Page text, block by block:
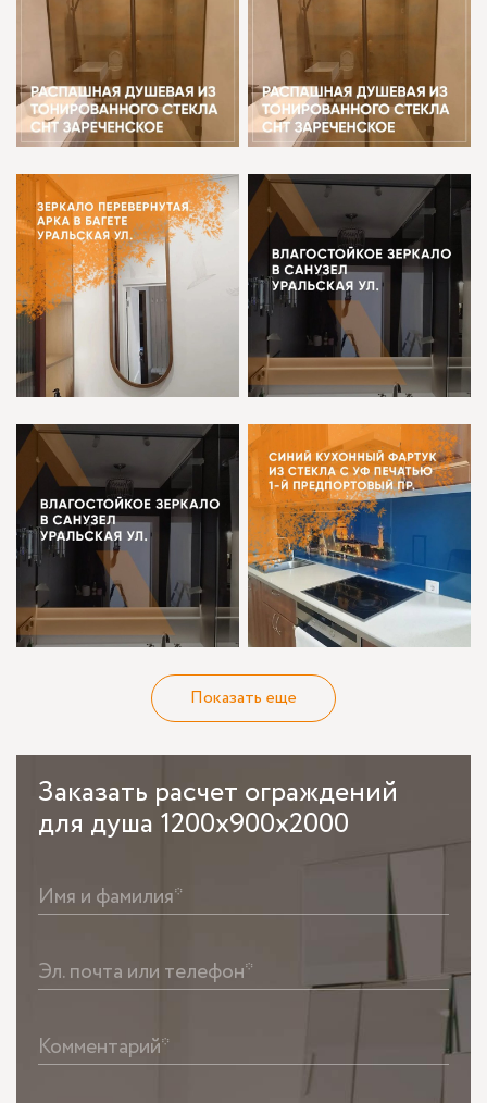
Показать еще
Заказать расчет ограждений
для душа 1200х900х2000
Имя и фамилия*
Эл. почта или телефон*
Комментарий*